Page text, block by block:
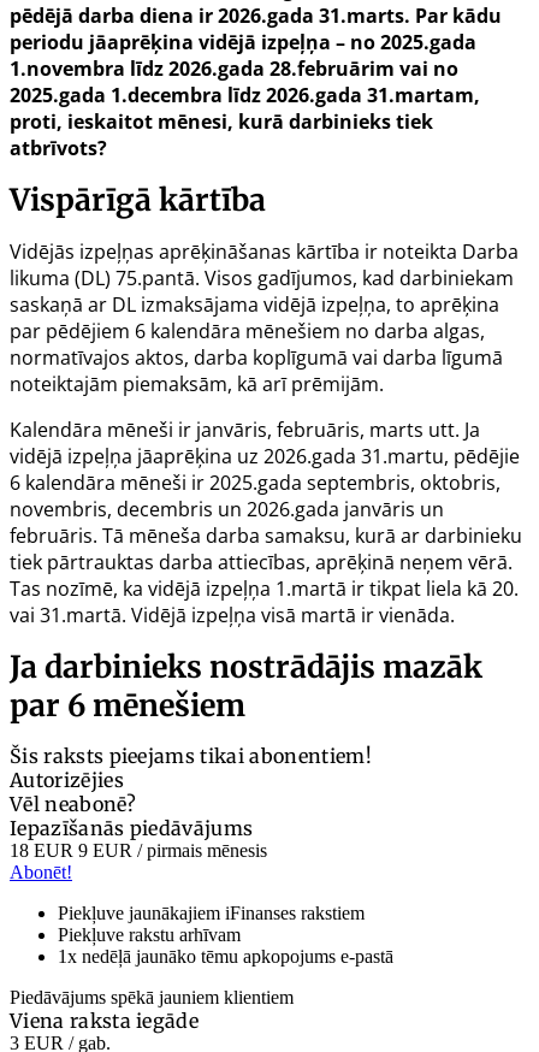
pēdējā darba diena ir 2026.gada 31.marts. Par kādu
periodu jāaprēķina vidējā izpeļņa – no 2025.gada
1.novembra līdz 2026.gada 28.februārim vai no
2025.gada 1.decembra līdz 2026.gada 31.martam,
proti, ieskaitot mēnesi, kurā darbinieks tiek
atbrīvots?
Vispārīgā kārtība
Vidējās izpeļņas aprēķināšanas kārtība ir noteikta Darba
likuma (DL) 75.pantā. Visos gadījumos, kad darbiniekam
saskaņā ar DL izmaksājama vidējā izpeļņa, to aprēķina
par pēdējiem 6 kalendāra mēnešiem no darba algas,
normatīvajos aktos, darba koplīgumā vai darba līgumā
noteiktajām piemaksām, kā arī prēmijām.
Kalendāra mēneši ir janvāris, februāris, marts utt. Ja
vidējā izpeļņa jāaprēķina uz 2026.gada 31.martu, pēdējie
6 kalendāra mēneši ir 2025.gada septembris, oktobris,
novembris, decembris un 2026.gada janvāris un
februāris. Tā mēneša darba samaksu, kurā ar darbinieku
tiek pārtrauktas darba attiecības, aprēķinā neņem vērā.
Tas nozīmē, ka vidējā izpeļņa 1.martā ir tikpat liela kā 20.
vai 31.martā. Vidējā izpeļņa visā martā ir vienāda.
Ja darbinieks nostrādājis mazāk
par 6 mēnešiem
Šis raksts pieejams tikai abonentiem!
Autorizējies
Vēl neabonē?
Iepazīšanās piedāvājums
18 EUR 9 EUR / pirmais mēnesis
Abonēt!
Piekļuve jaunākajiem iFinanses rakstiem
Piekļuve rakstu arhīvam
1x nedēļā jaunāko tēmu apkopojums e-pastā
Piedāvājums spēkā jauniem klientiem
Viena raksta iegāde
3 EUR / gab.